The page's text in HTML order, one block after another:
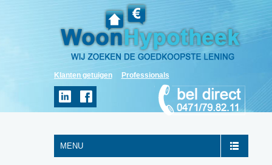
Klanten getuigen Professionals
MENU